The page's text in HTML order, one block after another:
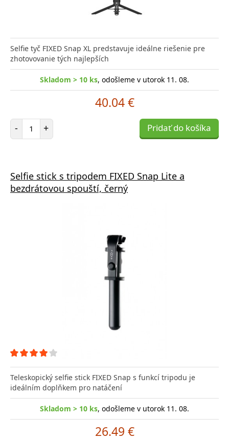
Selfie tyč FIXED Snap XL predstavuje ideálne riešenie pre
zhotovovanie tých najlepších
Skladom > 10 ks, odošleme v utorok 11. 08.
40.04 €
- Počet položiek
+ Pridať do košíka
Selfie stick s tripodem FIXED Snap Lite a
bezdrátovou spouští, černý
Teleskopický selfie stick FIXED Snap s funkcí tripodu je
ideálním doplňkem pro natáčení
Skladom > 10 ks, odošleme v utorok 11. 08.
26.49 €